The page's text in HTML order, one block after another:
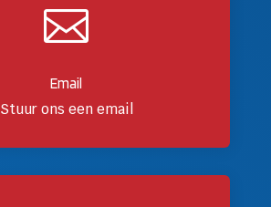

Email
Stuur ons een email